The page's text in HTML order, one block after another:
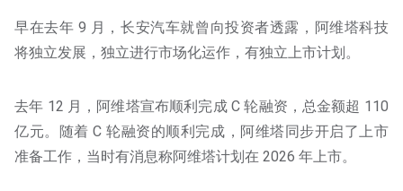
早在去年 9 月，长安汽车就曾向投资者透露，阿维塔科技
将独立发展，独立进行市场化运作，有独立上市计划。
去年 12 月，阿维塔宣布顺利完成 C 轮融资，总金额超 110
亿元。随着 C 轮融资的顺利完成，阿维塔同步开启了上市
准备工作，当时有消息称阿维塔计划在 2026 年上市。